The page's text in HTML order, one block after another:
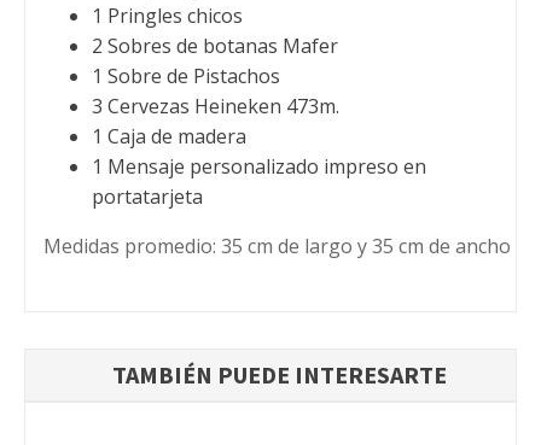
1 Pringles chicos
2 Sobres de botanas Mafer
1 Sobre de Pistachos
3 Cervezas Heineken 473m.
1 Caja de madera
1 Mensaje personalizado impreso en
portatarjeta
Medidas promedio: 35 cm de largo y 35 cm de ancho
TAMBIÉN PUEDE INTERESARTE